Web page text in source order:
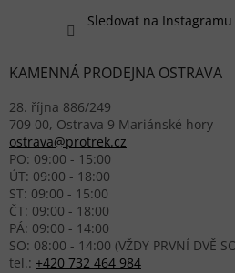
Sledovat na Instagramu
KAMENNÁ PRODEJNA OSTRAVA
28. října 886/249
709 00, Ostrava 9 Mariánské hory
ostrava@protrek.cz
PO: 09:00 - 15:00
ÚT: 09:00 - 18:00
ST: 09:00 - 15:00
ČT: 09:00 - 18:00
PÁ: 09:00 - 14:00
SO: 08:00 - 14:00 (VŽDY PRVNÍ DVĚ
tel.: +420 732 464 984